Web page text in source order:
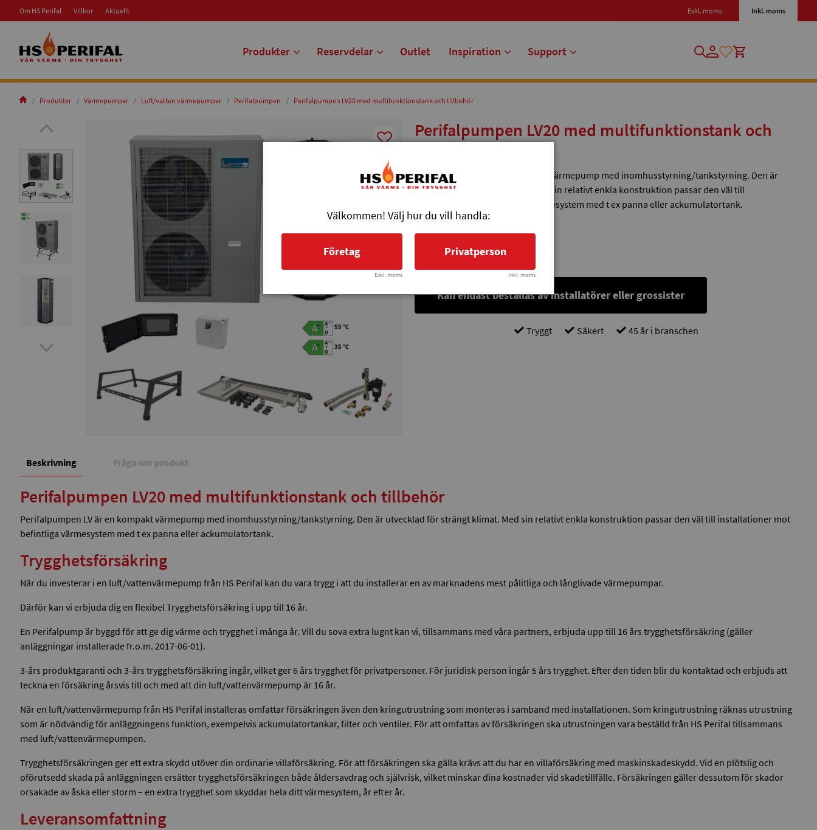
Exkl. moms Inkl. moms
Om HS Perifal Villkor Aktuellt
Produkter Reservdelar Outlet Inspiration Support
Produkter Värmepumpar Luft/vatten värmepumpar Perifalpumpen Perifalpumpen LV20 med multifunktionstank och tillbehör
Perifalpumpen LV20 med multifunktionstank och
Perifalpumpen LV är en kompakt värmepump med inomhusstyrning/tankstyrning. Den är
utvecklad för strängt klimat. Med sin relativt enkla konstruktion passar den väl till
installationer mot befintliga värmesystem med t ex panna eller ackumulatortank.
Rekommenderat pris 143 470 kr
Beställningsvara
Kan endast beställas av installatörer eller grossister
Tryggt Säkert 45 år i branschen
Beskrivning Fråga om produkt
Perifalpumpen LV20 med multifunktionstank och tillbehör
Perifalpumpen LV är en kompakt värmepump med inomhusstyrning/tankstyrning. Den är utvecklad för strängt klimat. Med sin relativt enkla konstruktion passar den väl till installationer mot
befintliga värmesystem med t ex panna eller ackumulatortank.
Trygghetsförsäkring
När du investerar i en luft/vattenvärmepump från HS Perifal kan du vara trygg i att du installerar en av marknadens mest pålitliga och långlivade värmepumpar.
Därför kan vi erbjuda dig en flexibel Trygghetsförsäkring i upp till 16 år.
En Perifalpump är byggd för att ge dig värme och trygghet i många år. Vill du sova extra lugnt kan vi, tillsammans med våra partners, erbjuda upp till 16 års trygghetsförsäkring (gäller
anläggningar installerade fr.o.m. 2017-06-01).
3-års produktgaranti och 3-års trygghetsförsäkring ingår, vilket ger 6 års trygghet för privatpersoner. För juridisk person ingår 5 års trygghet. Efter den tiden blir du kontaktad och erbjuds att
teckna en försäkring årsvis till och med att din luft/vattenvärmepump är 16 år.
När en luft/vattenvärmepump från HS Perifal installeras omfattar försäkringen även den kringutrustning som monteras i samband med installationen. Som kringutrustning räknas utrustning
som är nödvändig för anläggningens funktion, exempelvis ackumulatortankar, filter och ventiler. För att omfattas av försäkringen ska utrustningen vara beställd från HS Perifal tillsammans
med luft/vattenvärmepumpen.
Trygghetsförsäkringen ger ett extra skydd utöver din ordinarie villaförsäkring. För att försäkringen ska gälla krävs att du har en villaförsäkring med maskinskadeskydd. Vid en plötslig och
oförutsedd skada på anläggningen ersätter trygghetsförsäkringen både åldersavdrag och självrisk, vilket minskar dina kostnader vid skadetillfälle. Försäkringen gäller dessutom för skador
orsakade av åska eller storm – en extra trygghet som skyddar hela ditt värmesystem, år efter år.
Leveransomfattning
Välkommen! Välj hur du vill handla:
Företag
Exkl. moms
Privatperson
Inkl. moms